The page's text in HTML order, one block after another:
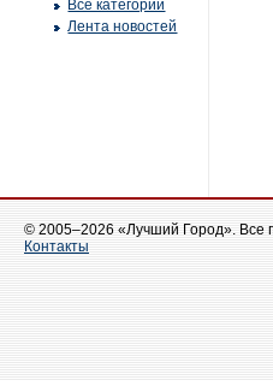
Все категории
Лента новостей
© 2005–2026 «Лучший Город».
Контакты